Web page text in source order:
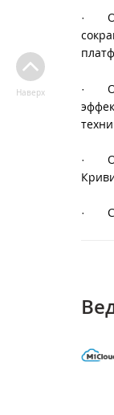
·
·
·
·
Наверх